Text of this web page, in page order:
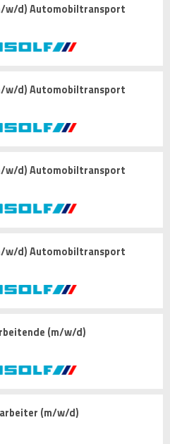
d) Automobiltransport
d) Automobiltransport
d) Automobiltransport
d) Automobiltransport
(m/w/d)
(m/w/d)